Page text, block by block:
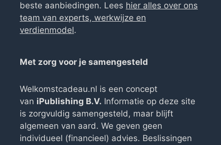
beste aanbiedingen. Lees hier alles over ons
team van experts, werkwijze en
verdienmodel.
Met zorg voor je samengesteld
Welkomstcadeau.nl is een concept
van iPublishing B.V. Informatie op deze site
is zorgvuldig samengesteld, maar blijft
algemeen van aard. We geven geen
individueel (financieel) advies. Beslissingen